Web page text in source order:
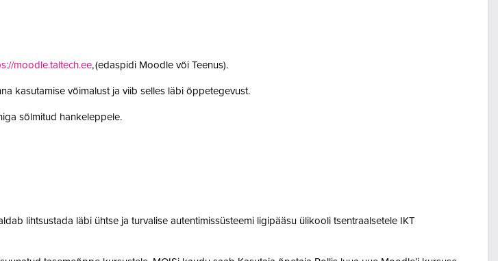
moodle.taltech.ee, (edaspidi Moodle või Teenus).
kasutamise võimalust ja viib selles läbi õppetegevust.
sõlmitud hankeleppele.
lihtsustada läbi ühtse ja turvalise autentimissüsteemi ligipääsu ülikooli tsentraalsetele IKT